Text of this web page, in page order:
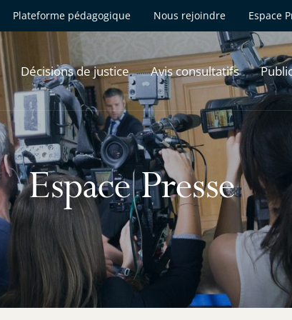
Plateforme pédagogique Nous rejoindre Espace
Décisions de justice Avis consultatifs
Espace Presse